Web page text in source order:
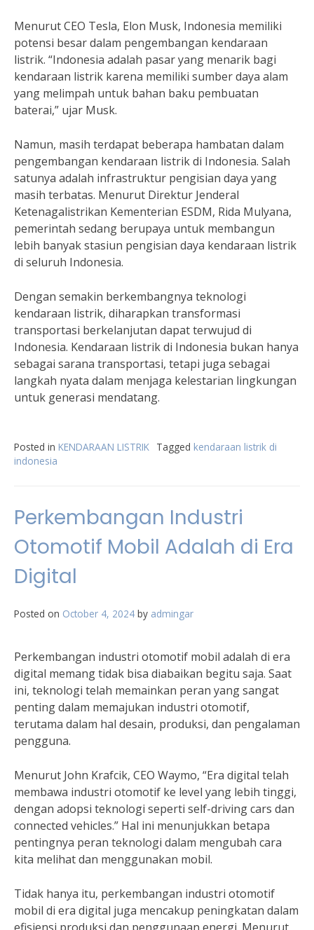
Menurut CEO Tesla, Elon Musk, Indonesia memiliki
potensi besar dalam pengembangan kendaraan
listrik. “Indonesia adalah pasar yang menarik bagi
kendaraan listrik karena memiliki sumber daya alam
yang melimpah untuk bahan baku pembuatan
baterai,” ujar Musk.
Namun, masih terdapat beberapa hambatan dalam
pengembangan kendaraan listrik di Indonesia. Salah
satunya adalah infrastruktur pengisian daya yang
masih terbatas. Menurut Direktur Jenderal
Ketenagalistrikan Kementerian ESDM, Rida Mulyana,
pemerintah sedang berupaya untuk membangun
lebih banyak stasiun pengisian daya kendaraan listrik
di seluruh Indonesia.
Dengan semakin berkembangnya teknologi
kendaraan listrik, diharapkan transformasi
transportasi berkelanjutan dapat terwujud di
Indonesia. Kendaraan listrik di Indonesia bukan hanya
sebagai sarana transportasi, tetapi juga sebagai
langkah nyata dalam menjaga kelestarian lingkungan
untuk generasi mendatang.
Posted in KENDARAAN LISTRIK Tagged kendaraan listrik di
indonesia
Perkembangan Industri
Otomotif Mobil Adalah di Era
Digital
Posted on October 4, 2024 by admingar
Perkembangan industri otomotif mobil adalah di era
digital memang tidak bisa diabaikan begitu saja. Saat
ini, teknologi telah memainkan peran yang sangat
penting dalam memajukan industri otomotif,
terutama dalam hal desain, produksi, dan pengalaman
pengguna.
Menurut John Krafcik, CEO Waymo, “Era digital telah
membawa industri otomotif ke level yang lebih tinggi,
dengan adopsi teknologi seperti self-driving cars dan
connected vehicles.” Hal ini menunjukkan betapa
pentingnya peran teknologi dalam mengubah cara
kita melihat dan menggunakan mobil.
Tidak hanya itu, perkembangan industri otomotif
mobil di era digital juga mencakup peningkatan dalam